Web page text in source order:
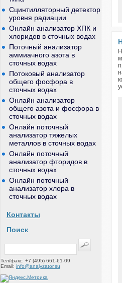
Сцинтилляторный детектор
уровня радиации
Онлайн анализатор ХПК и
хлоридов в сточных водах
Поточный анализатор
аммиачного азота в
сточных водах
Потоковый анализатор
общего фосфора в
сточных водах
Онлайн анализатор
общего азота и фосфора в
сточных водах
Онлайн поточный
анализатор тяжелых
металлов в сточных водах
Онлайн поточный
анализатор фторидов в
сточных водах
Онлайн поточный
анализатор хлора в
сточных водах
Контакты
Поиск
Тел/факс: +7 (495) 661-61-09
Email: info@analyzator.su